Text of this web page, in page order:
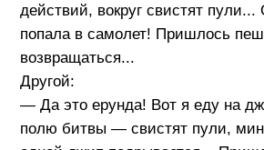
действий, вокруг свистят пули...
попала в самолет! Пришлось
возвращаться...
Другой:
— Да это ерунда! Вот я еду на
полю битвы — свистят пули,